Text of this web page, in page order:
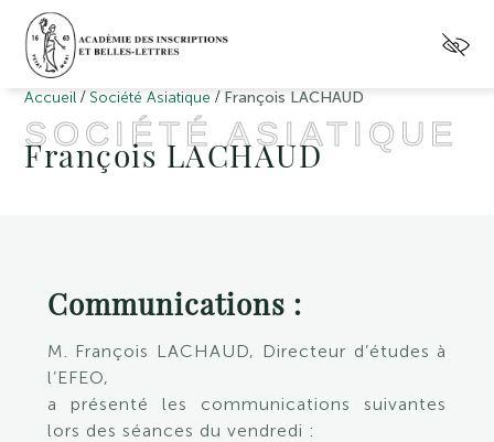
Accueil / Société Asiatique / François LACHAUD
SOCIÉTÉ ASIATIQUE
François LACHAUD
Communications :
M. François LACHAUD, Directeur d’études à
l’EFEO,
a présenté les communications suivantes
lors des séances du vendredi :